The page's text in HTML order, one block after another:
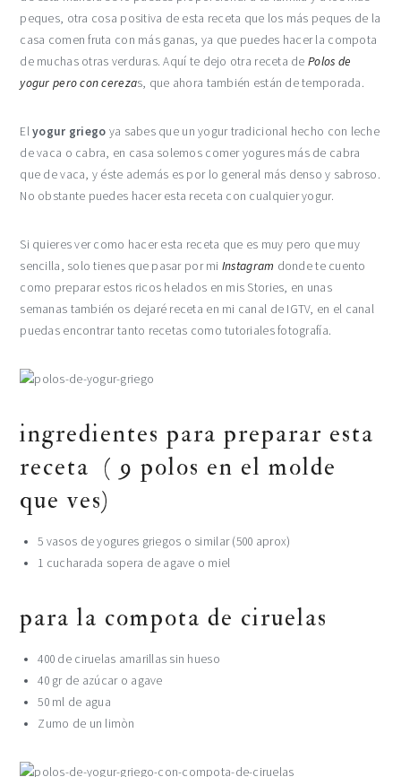
peques, otra cosa positiva de esta receta que los más peques de la
casa comen fruta con más ganas, ya que puedes hacer la compota
de muchas otras verduras. Aquí te dejo otra receta de Polos de
yogur pero con cerezas, que ahora también están de temporada.
Elyogur griego ya sabes que un yogur tradicional hecho con leche
de vaca o cabra, en casa solemos comer yogures más de cabra
que de vaca, y éste además es por lo general más denso y sabroso.
No obstante puedes hacer esta receta con cualquier yogur.
Si quieres ver como hacer esta receta que es muy pero que muy
sencilla, solo tienes que pasar por mi Instagram donde te cuento
como preparar estos ricos helados en mis Stories, en unas
semanas también os dejaré receta en mi canal de IGTV, en el canal
puedas encontrar tanto recetas como tutoriales fotografía.
ingredientes para preparar esta
receta ( 9 polos en el molde
que ves)
5 vasos de yogures griegos o similar (500 aprox)
1 cucharada sopera de agave o miel
para la compota de ciruelas
400 de ciruelas amarillas sin hueso
40 gr de azúcar o agave
50 ml de agua
Zumo de un limòn